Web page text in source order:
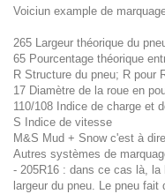
Voiciun example de
265 Largeur théorique du
65 Pourcentage théorique
R Structure du pneu; R pour
17 Diamètre de la roue en
110/108 Indice de charge et
S Indice de vitesse
M&S Mud + Snow c'est à
Autres systèmes de
- 205R16 : dans ce cas là,
largeur du pneu. Le pneu